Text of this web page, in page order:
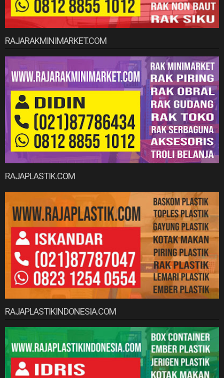
RAJARAKMINIMARKET.COM
RAJAPLASTIK.COM
RAJAPLASTIKINDONESIA.COM